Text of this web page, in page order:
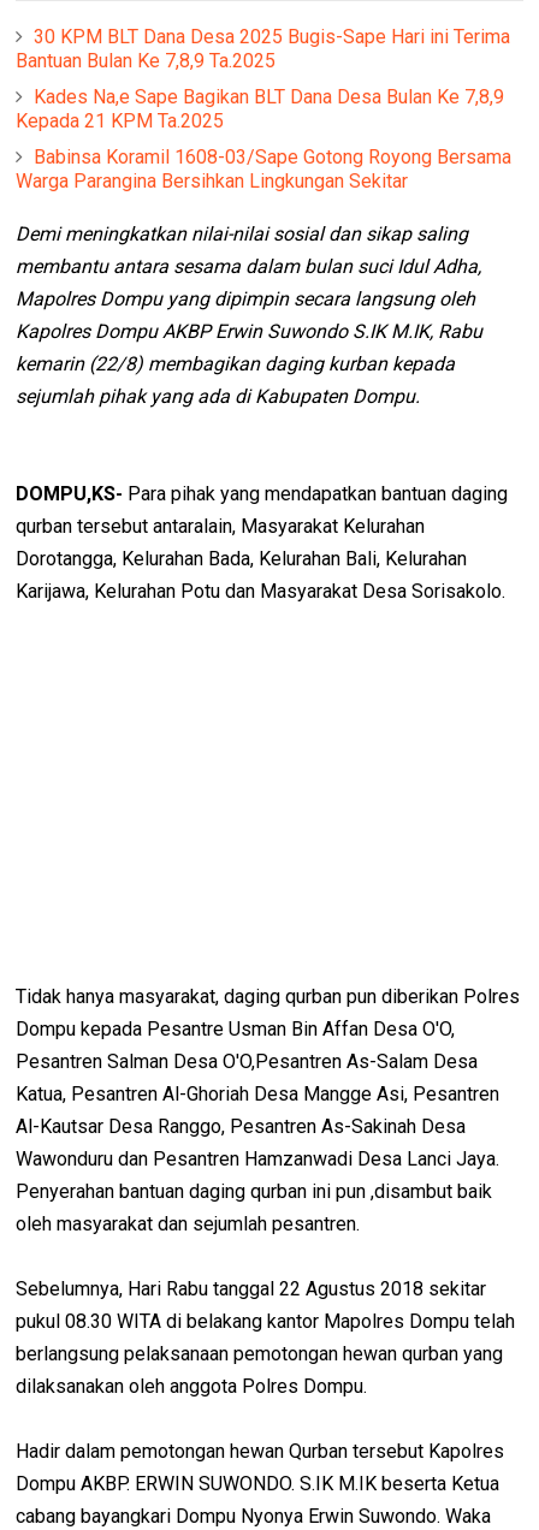
30 KPM BLT Dana Desa 2025 Bugis-Sape Hari ini Terima
Bantuan Bulan Ke 7,8,9 Ta.2025
Kades Na,e Sape Bagikan BLT Dana Desa Bulan Ke 7,8,9
Kepada 21 KPM Ta.2025
Babinsa Koramil 1608-03/Sape Gotong Royong Bersama
Warga Parangina Bersihkan Lingkungan Sekitar
Demi meningkatkan nilai-nilai sosial dan sikap saling
membantu antara sesama dalam bulan suci Idul Adha,
Mapolres Dompu yang dipimpin secara langsung oleh
Kapolres Dompu AKBP Erwin Suwondo S.IK M.IK, Rabu
kemarin (22/8) membagikan daging kurban kepada
sejumlah pihak yang ada di Kabupaten Dompu.
DOMPU,KS- Para pihak yang mendapatkan bantuan daging
qurban tersebut antaralain, Masyarakat Kelurahan
Dorotangga, Kelurahan Bada, Kelurahan Bali, Kelurahan
Karijawa, Kelurahan Potu dan Masyarakat Desa Sorisakolo.
Tidak hanya masyarakat, daging qurban pun diberikan Polres
Dompu kepada Pesantre Usman Bin Affan Desa O'O,
Pesantren Salman Desa O'O,Pesantren As-Salam Desa
Katua, Pesantren Al-Ghoriah Desa Mangge Asi, Pesantren
Al-Kautsar Desa Ranggo, Pesantren As-Sakinah Desa
Wawonduru dan Pesantren Hamzanwadi Desa Lanci Jaya.
Penyerahan bantuan daging qurban ini pun ,disambut baik
oleh masyarakat dan sejumlah pesantren.
Sebelumnya, Hari Rabu tanggal 22 Agustus 2018 sekitar
pukul 08.30 WITA di belakang kantor Mapolres Dompu telah
berlangsung pelaksanaan pemotongan hewan qurban yang
dilaksanakan oleh anggota Polres Dompu.
Hadir dalam pemotongan hewan Qurban tersebut Kapolres
Dompu AKBP. ERWIN SUWONDO. S.IK M.IK beserta Ketua
cabang bayangkari Dompu Nyonya Erwin Suwondo. Waka